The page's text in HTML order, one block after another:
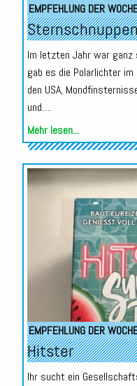
EMPFEHLUNG DER
Im letzten Jahr war ganz
gab es die Polarlichter
den USA,
und….
Mehr lesen...
EMPFEHLUNG DER
Hitster
Ihr sucht ein